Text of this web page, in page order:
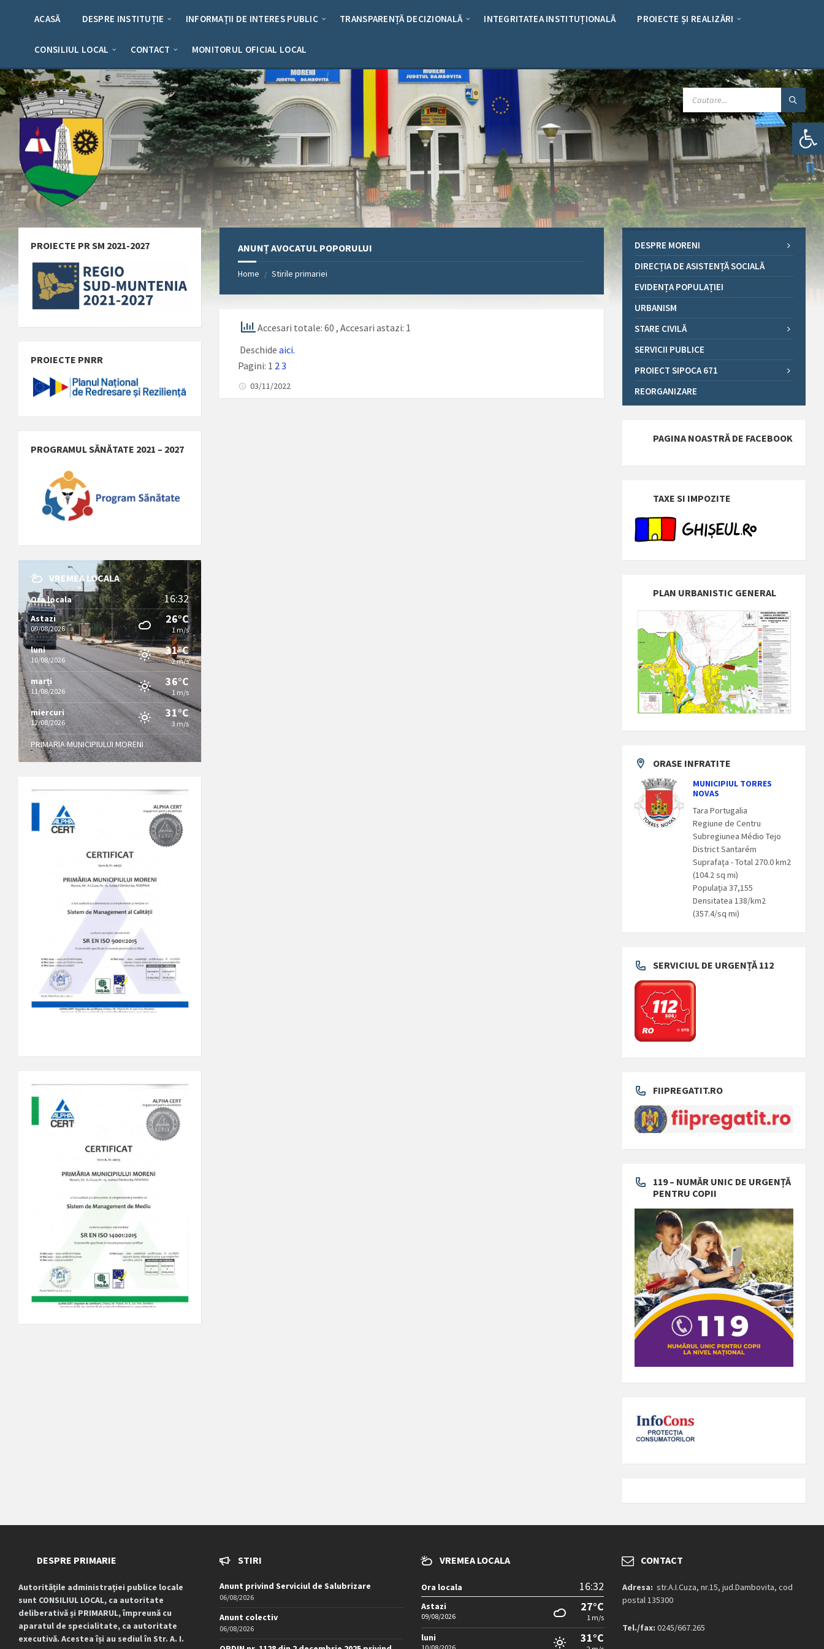
Deschide bara de unelte
ACASĂ DESPRE INSTITUȚIE INFORMAȚII DE INTERES PUBLIC TRANSPARENȚĂ DECIZIONALĂ INTEGRITATEA INSTITUȚIONALĂ PROIECTE ȘI REALIZĂRI
CONSILIUL LOCAL CONTACT MONITORUL OFICIAL LOCAL
CAUTARE:
ANUNȚ AVOCATUL POPORULUI
Home / Stirile primariei
Accesari totale: 60, Accesari astazi: 1
Deschideaici.
Pagini: 1 2 3
03/11/2022
PROIECTE PR SM 2021-2027
PROIECTE PNRR
PROGRAMUL SĂNĂTATE 2021 – 2027
VREMEA LOCALA
Ora locala 16:32
Astazi
09/08/2026
26°C
1 m/s
luni
10/08/2026
31°C
2 m/s
marți
11/08/2026
36°C
1 m/s
miercuri
12/08/2026
31°C
3 m/s
PRIMARIA MUNICIPIULUI MORENI
DESPRE MORENI
DIRECȚIA DE ASISTENȚĂ SOCIALĂ
EVIDENȚA POPULAȚIEI
URBANISM
STARE CIVILĂ
SERVICII PUBLICE
PROIECT SIPOCA 671
REORGANIZARE
PAGINA NOASTRĂ DE FACEBOOK
TAXE SI IMPOZITE
PLAN URBANISTIC GENERAL
ORASE INFRATITE
MUNICIPIUL TORRES
NOVAS
Tara Portugalia
Regiune de Centru
Subregiunea Médio Tejo
District Santarém
Suprafaţa - Total 270.0 km2
(104.2 sq mi)
Populaţia 37,155
Densitatea 138/km2
(357.4/sq mi)
SERVICIUL DE URGENȚĂ 112
FIIPREGATIT.RO
119 – NUMĂR UNIC DE URGENȚĂ
PENTRU COPII
DESPRE PRIMARIE
Autoritățile administrației publice locale
sunt CONSILIUL LOCAL, ca autoritate
deliberativă și PRIMARUL, împreună cu
aparatul de specialitate, ca autoritate
executivă. Acestea își au sediul în Str. A. I.
STIRI
Anunt privind Serviciul de Salubrizare
06/08/2026
Anunt colectiv
06/08/2026
VREMEA LOCALA
Ora locala 16:32
Astazi
09/08/2026
27°C
1 m/s
luni 31°C
CONTACT
Adresa: str.A.I.Cuza, nr.15, jud.Dambovita, cod
postal 135300
Tel./fax: 0245/667.265